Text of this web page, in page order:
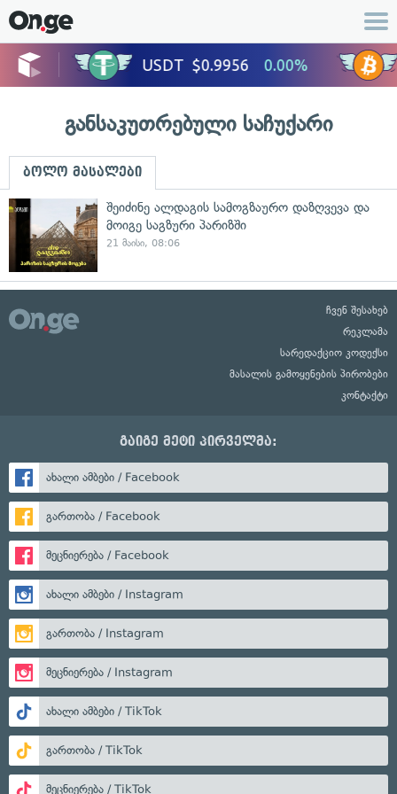
განსაკუთრებული საჩუქარი
ბოლო მასალები
შეიძინე ალდაგის სამოგზაურო დაზღვევა და
მოიგე საგზური პარიზში
21 მაისი, 08:06
ჩვენ შესახებ
რეკლამა
სარედაქციო კოდექსი
მასალის გამოყენების პირობები
კონტაქტი
გაიგე მეტი პირველმა:
ახალი ამბები / Facebook
გართობა / Facebook
მეცნიერება / Facebook
ახალი ამბები / Instagram
გართობა / Instagram
მეცნიერება / Instagram
ახალი ამბები / TikTok
გართობა / TikTok
მეცნიერება / TikTok